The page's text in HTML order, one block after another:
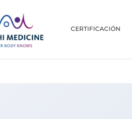
CERTIFICACIÓN